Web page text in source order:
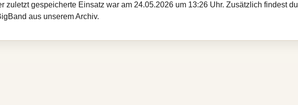
zuletzt gespeicherte Einsatz war am 24.05.2026 um 13:26 Uhr. Zusätzlich findest
aus unserem Archiv.